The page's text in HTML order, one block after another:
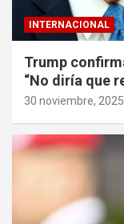
INTERNACIONAL
Trump
“No diría que
30 noviembre, 2025